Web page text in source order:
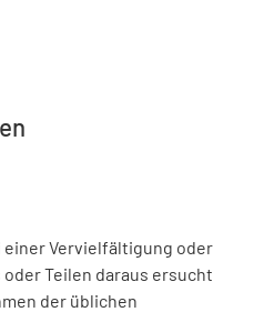
einer Vervielfältigung oder
Teilen daraus ersucht
der üblichen